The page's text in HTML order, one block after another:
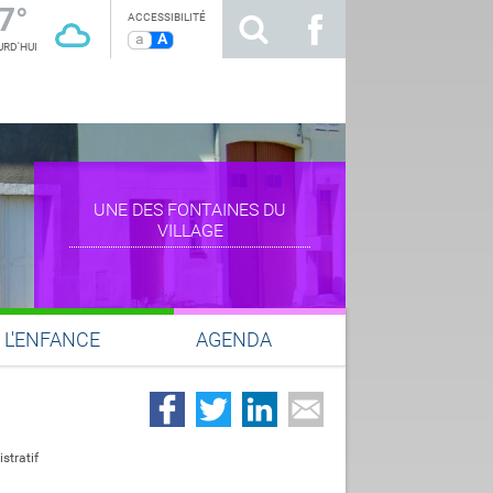
ACCESSIBILITÉ
a A
L'ENFANCE AGENDA